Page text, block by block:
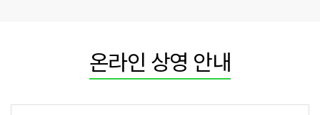
온라인 상영 안내